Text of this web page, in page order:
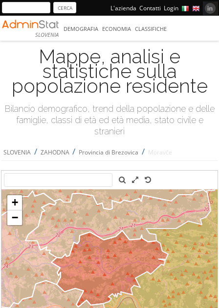
L'azienda Contatti Login
SLOVENIA
DEMOGRAFIA ECONOMIA CLASSIFICHE
Mappe, analisi e
statistiche sulla
popolazione residente
Bilancio demografico, trend della popolazione e delle
famiglie, classi di età ed età media, stato civile e
stranieri
SLOVENIA / ZAHODNA / Provincia di Brezovica / Moravče